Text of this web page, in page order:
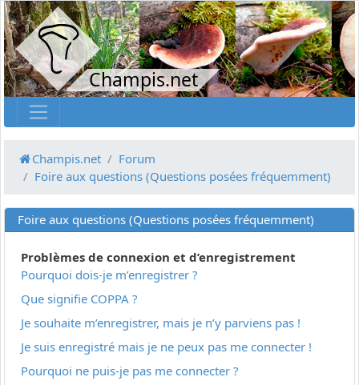
Champis.net
Champis.net
Forum
Foire aux questions (Questions posées fréquemment)
Foire aux questions (Questions posées fréquemment)
Problèmes de connexion et d’enregistrement
Pourquoi dois-je m’enregistrer ?
Que signifie COPPA ?
Je souhaite m’enregistrer, mais je n’y parviens pas !
Je suis enregistré mais je ne peux pas me connecter !
Pourquoi ne puis-je pas me connecter ?